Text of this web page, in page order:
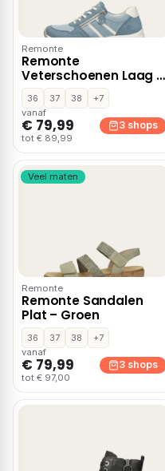
Remonte
Remonte
Veterschoenen Laag –
Blauw
36 37 38
+7
vanaf
€ 79,99
tot € 89,99
3 shops
Veel maten
Remonte
Remonte Sandalen
Plat – Groen
36 37 38
+7
vanaf
€ 79,99
tot € 97,00
3 shops